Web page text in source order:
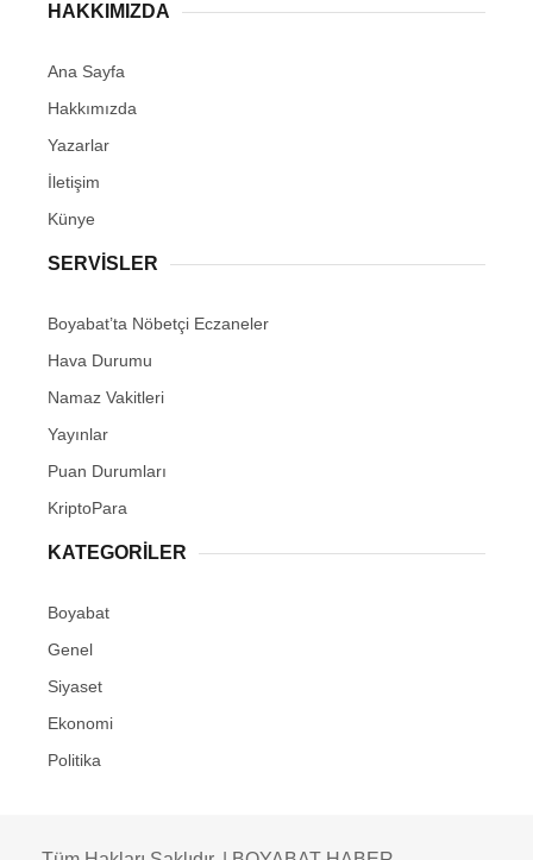
HAKKIMIZDA
Ana Sayfa
Hakkımızda
Yazarlar
İletişim
Künye
SERVISLER
Boyabat’ta Nöbetçi Eczaneler
Hava Durumu
Namaz Vakitleri
Yayınlar
Puan Durumları
KriptoPara
KATEGORILER
Boyabat
Genel
Siyaset
Ekonomi
Politika